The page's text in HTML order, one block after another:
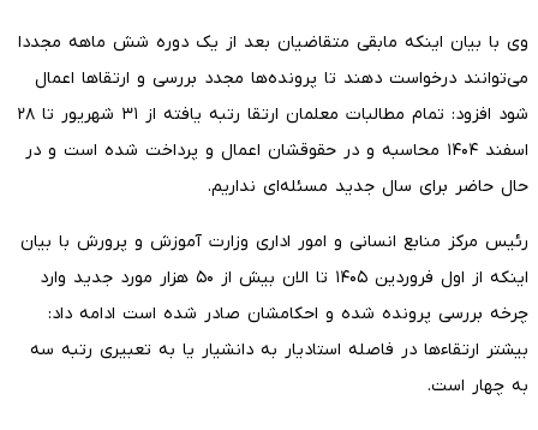
وی با بیان اینکه مابقی متقاضیان بعد از یک دوره شش ماهه مجددا
می‌توانند درخواست دهند تا پرونده‌ها مجدد بررسی و ارتقاها اعمال
شود افزود: تمام مطالبات معلمان ارتقا رتبه یافته از ۳۱ شهریور تا ۲۸
اسفند ۱۴۰۴ محاسبه و در حقوقشان اعمال و پرداخت شده است و در
حال حاضر برای سال جدید مسئله‌ای نداریم.
رئیس مرکز منابع انسانی و امور اداری وزارت آموزش و پرورش با بیان
اینکه از اول فروردین ۱۴۰۵ تا الان بیش از ۵۰ هزار مورد جدید وارد
چرخه بررسی پرونده شده و احکامشان صادر شده است ادامه داد:
بیشتر ارتقاءها در فاصله استادیار به دانشیار یا به تعبیری رتبه سه
به چهار است.